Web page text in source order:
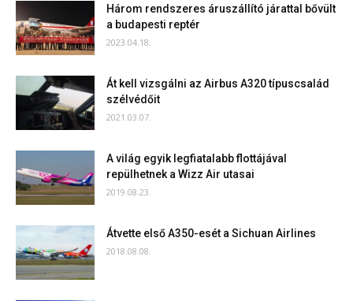
Három rendszeres áruszállító járattal bővült
a budapesti reptér
2023.04.18.
Át kell vizsgálni az Airbus A320 típuscsalád
szélvédőit
2021.03.07.
A világ egyik legfiatalabb flottájával
repülhetnek a Wizz Air utasai
2019.08.23.
Átvette első A350-esét a Sichuan Airlines
2018.08.08.